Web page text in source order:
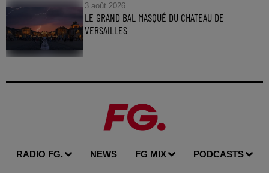
3 août 2026
LE GRAND BAL MASQUÉ DU CHATEAU DE
VERSAILLES
RADIO FG. NEWS FG MIX PODCASTS